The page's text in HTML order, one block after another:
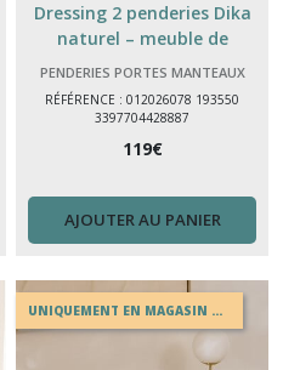
Dressing 2 penderies Dika
naturel – meuble de
rangement vêtements
pratique
PENDERIES PORTES MANTEAUX
RÉFÉRENCE : 012026078 193550
3397704428887
119€
AJOUTER AU PANIER
UNIQUEMENT EN MAGASIN OU EN DRIVE